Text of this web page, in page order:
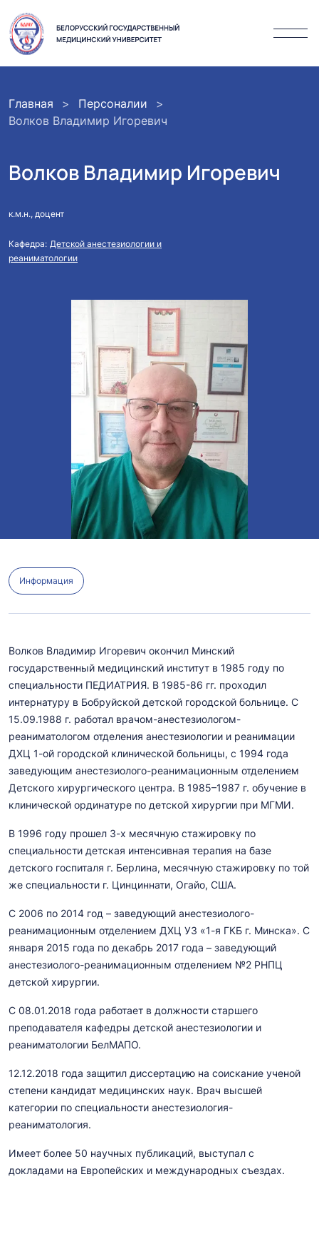
Главная
Персоналии
Волков Владимир Игоревич
Волков Владимир Игоревич
к.м.н., доцент
Кафедра: Детской анестезиологии и
реаниматологии
Информация
Волков Владимир Игоревич окончил Минский
государственный медицинский институт в 1985 году по
специальности ПЕДИАТРИЯ. В 1985-86 гг. проходил
интернатуру в Бобруйской детской городской больнице. С
15.09.1988 г. работал врачом-анестезиологом-
реаниматологом отделения анестезиологии и реанимации
ДХЦ 1-ой городской клинической больницы, с 1994 года
заведующим анестезиолого-реанимационным отделением
Детского хирургического центра. В 1985–1987 г. обучение в
клинической ординатуре по детской хирургии при МГМИ.
В 1996 году прошел 3-х месячную стажировку по
специальности детская интенсивная терапия на базе
детского госпиталя г. Берлина, месячную стажировку по той
же специальности г. Цинциннати, Огайо, США.
C 2006 по 2014 год – заведующий анестезиолого-
реанимационным отделением ДХЦ УЗ «1-я ГКБ г. Минска». С
января 2015 года по декабрь 2017 года – заведующий
анестезиолого-реанимационным отделением №2 РНПЦ
детской хирургии.
C 08.01.2018 года работает в должности старшего
преподавателя кафедры детской анестезиологии и
реаниматологии БелМАПО.
12.12.2018 года защитил диссертацию на соискание ученой
степени кандидат медицинских наук. Врач высшей
категории по специальности анестезиология-
реаниматология.
Имеет более 50 научных публикаций, выступал с
докладами на Европейских и международных съездах.